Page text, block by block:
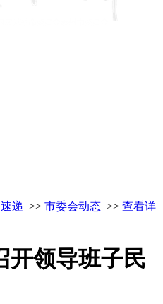
递 >> 市委会动态 >> 查看详
开领导班子民